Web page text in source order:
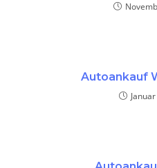
Autoankauf